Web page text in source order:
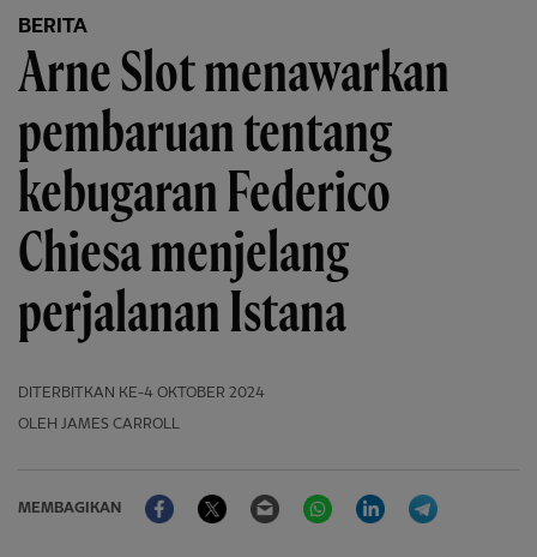
BERITA
Arne Slot menawarkan
pembaruan tentang
kebugaran Federico
Chiesa menjelang
perjalanan Istana
DITERBITKAN KE-4 OKTOBER 2024
OLEH JAMES CARROLL
MEMBAGIKAN
FacebookTwitter Email WhatsAppLinkedIn